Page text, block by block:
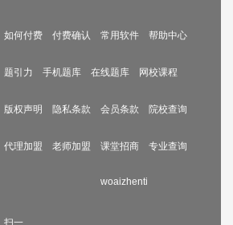
如何付费 付费确认 常用软件 帮助中心
题引力 手机题库 在线题库 网校课程
版权声明 隐私条款 会员条款 院校查询
代理加盟 老师加盟 课堂招商 专业查询
扫一
woaizhenti